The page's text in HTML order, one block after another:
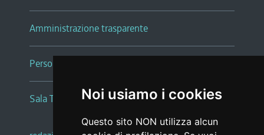
Noi usiamo i cookies
Questo sito NON utilizza alcun
Amministrazione trasparente
Persone e Uffici
Sala Tiziano Tessitori